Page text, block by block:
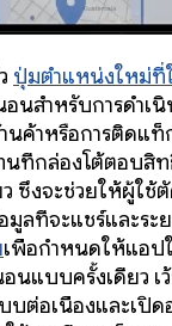
ปุ่มตำแหน่งใหม่ที่
นสำหรับการดำเ
นค้าหรือการติดแ
นที่กล่องโต้ตอบสิ
ซึ่งจะช่วยให้ผู้ใช้
ที่จะแชร์และระย
เพื่อกำหนดให้แอป
นแบบครั้งเดียว เ
บต่อเนื่องและเปิด